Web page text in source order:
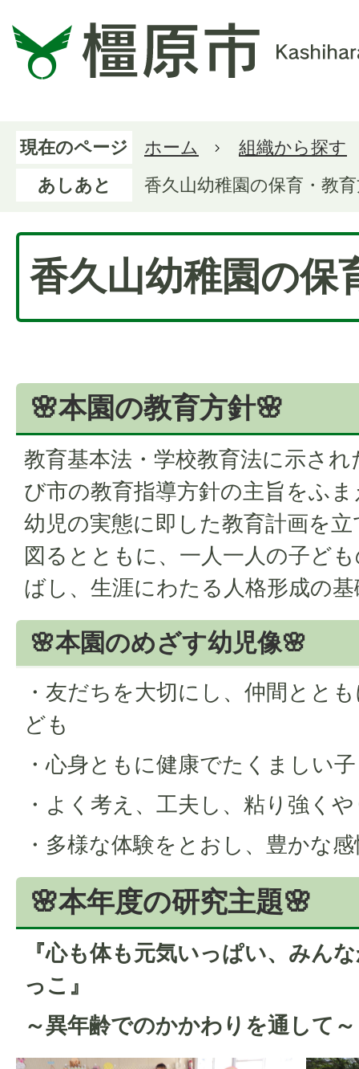
現在のページ ホーム
組織から探す
あしあと
香久山幼稚園の保育・教
香久山幼稚園の保
🌸本園の教育方針🌸
教育基本法・学校教育法に示さ
び市の教育指導方針の主旨をふ
幼児の実態に即した教育計画を
図るとともに、一人一人の子ど
ばし、生涯にわたる人格形成の
🌸本園のめざす幼児像🌸
・友だちを大切にし、仲間とと
ども
・心身ともに健康でたくましい
・よく考え、工夫し、粘り強く
・多様な体験をとおし、豊かな
🌸本年度の研究主題🌸
『心も体も元気いっぱい、みん
っこ』
～異年齢でのかかわりを通して～